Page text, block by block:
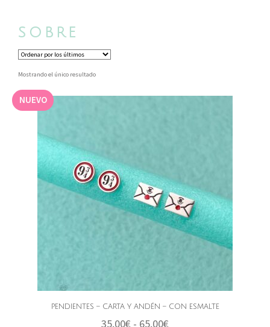
SOBRE
Mostrando el único resultado
NUEVO
PENDIENTES – CARTA Y ANDÉN – CON ESMALTE
35,00€ - 65,00€